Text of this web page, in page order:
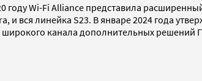
Wi-Fi Alliance представила
и вся линейка S23. В январе 2024 года
канала дополнительных решений